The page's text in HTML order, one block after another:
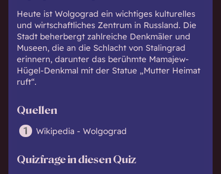
Heute ist Wolgograd ein wichtiges kulturelles
und wirtschaftliches Zentrum in Russland. Die
Stadt beherbergt zahlreiche Denkmäler und
Museen, die an die Schlacht von Stalingrad
erinnern, darunter das berühmte Mamajew-
Hügel-Denkmal mit der Statue „Mutter Heimat
ruft“.
Quellen
Wikipedia - Wolgograd
Quizfrage in diesen Quiz